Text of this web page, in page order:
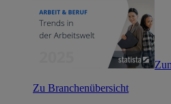
Zu Branchenübersicht